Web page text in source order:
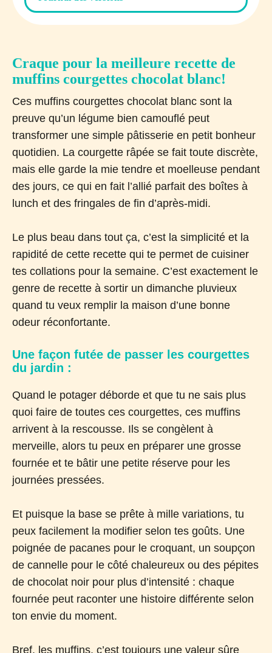
Craque pour la meilleure recette de
muffins courgettes chocolat blanc!
Ces muffins courgettes chocolat blanc sont la
preuve qu’un légume bien camouflé peut
transformer une simple pâtisserie en petit bonheur
quotidien. La courgette râpée se fait toute discrète,
mais elle garde la mie tendre et moelleuse pendant
des jours, ce qui en fait l’allié parfait des boîtes à
lunch et des fringales de fin d’après-midi.
Le plus beau dans tout ça, c’est la simplicité et la
rapidité de cette recette qui te permet de cuisiner
tes collations pour la semaine. C’est exactement le
genre de recette à sortir un dimanche pluvieux
quand tu veux remplir la maison d’une bonne
odeur réconfortante.
Une façon futée de passer les courgettes
du jardin :
Quand le potager déborde et que tu ne sais plus
quoi faire de toutes ces courgettes, ces muffins
arrivent à la rescousse. Ils se congèlent à
merveille, alors tu peux en préparer une grosse
fournée et te bâtir une petite réserve pour les
journées pressées.
Et puisque la base se prête à mille variations, tu
peux facilement la modifier selon tes goûts. Une
poignée de pacanes pour le croquant, un soupçon
de cannelle pour le côté chaleureux ou des pépites
de chocolat noir pour plus d’intensité : chaque
fournée peut raconter une histoire différente selon
ton envie du moment.
Bref, les muffins, c’est toujours une valeur sûre